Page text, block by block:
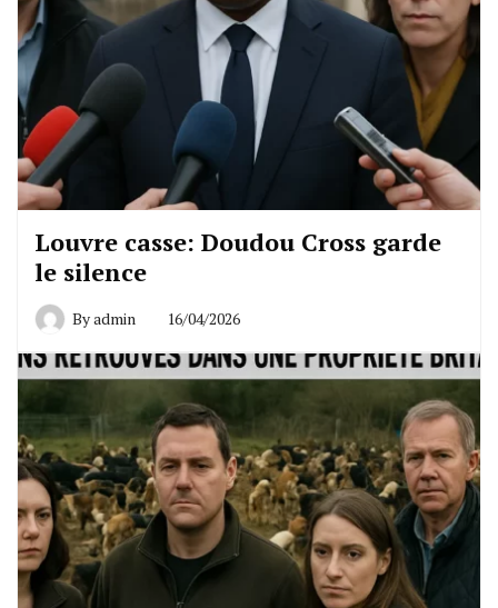
Louvre casse: Doudou Cross garde
le silence
Byadmin 16/04/2026